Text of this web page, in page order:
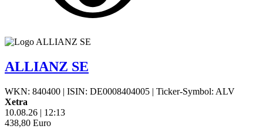
ALLIANZ SE
WKN: 840400 | ISIN: DE0008404005 | Ticker-Symbol: ALV
Xetra
10.08.26 | 12:13
438,80 Euro